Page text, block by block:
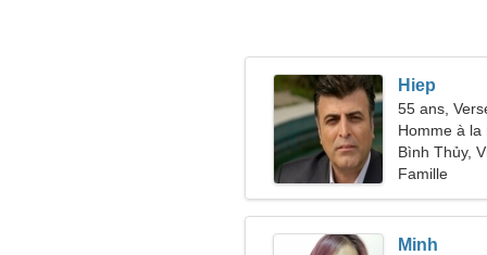
Hiep
55 ans,
Homme à
Bình Thủy,
Famille
Minh